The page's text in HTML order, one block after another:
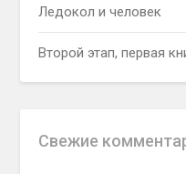
Ледокол и человек
Второй этап, первая
Свежие